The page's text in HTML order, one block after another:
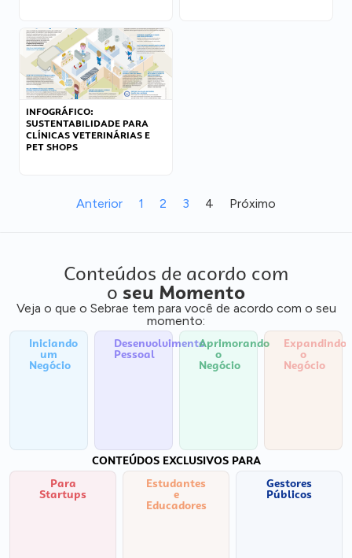
INFOGRÁFICO:
SUSTENTABILIDADE PARA
CLÍNICAS VETERINÁRIAS E
PET SHOPS
Anterior 1 2 3 4 Próximo
Conteúdos de acordo com
o seu Momento
Veja o que o Sebrae tem para você de acordo com o seu
momento:
Iniciando
um
Negócio
Desenvolvimento
Pessoal
Aprimorando
o
Negócio
Expandindo
o
Negócio
CONTEÚDOS EXCLUSIVOS PARA
Para
Startups
Estudantes
e
Educadores
Gestores
Públicos